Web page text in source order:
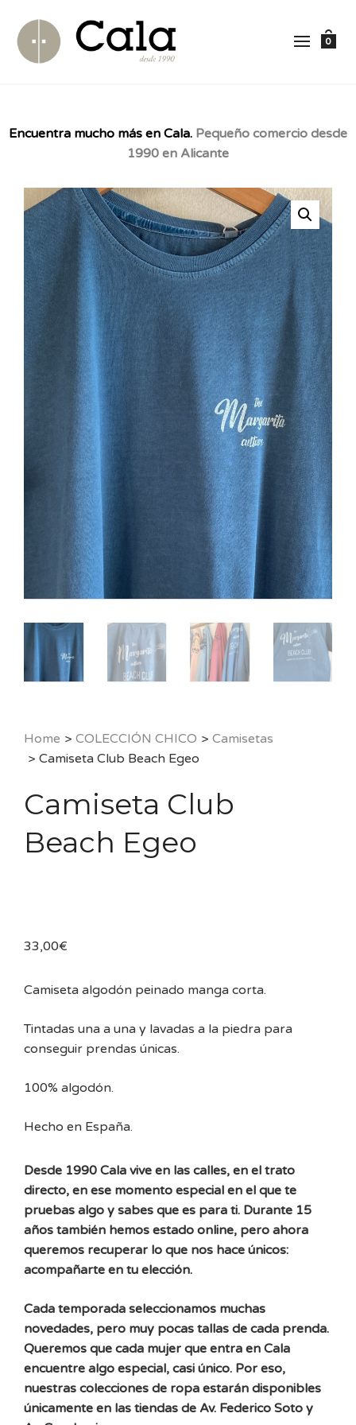
0
Encuentra mucho más en Cala. Pequeño comercio desde
1990 en Alicante
Home > COLECCIÓN CHICO > Camisetas
> Camiseta Club Beach Egeo
Camiseta Club
Beach Egeo
33,00€
Camiseta algodón peinado manga corta.
Tintadas una a una y lavadas a la piedra para
conseguir prendas únicas.
100% algodón.
Hecho en España.
Desde 1990 Cala vive en las calles, en el trato
directo, en ese momento especial en el que te
pruebas algo y sabes que es para ti. Durante 15
años también hemos estado online, pero ahora
queremos recuperar lo que nos hace únicos:
acompañarte en tu elección.
Cada temporada seleccionamos muchas
novedades, pero muy pocas tallas de cada prenda.
Queremos que cada mujer que entra en Cala
encuentre algo especial, casi único. Por eso,
nuestras colecciones de ropa estarán disponibles
únicamente en las tiendas de Av. Federico Soto y